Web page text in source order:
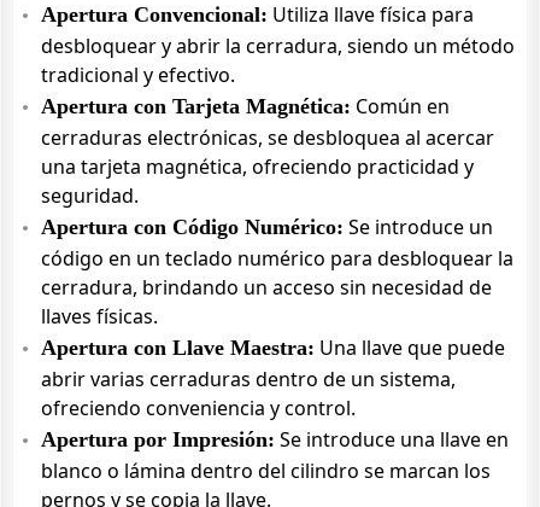
Apertura Convencional: Utiliza llave física para
desbloquear y abrir la cerradura, siendo un método
tradicional y efectivo.
Apertura con Tarjeta Magnética: Común en
cerraduras electrónicas, se desbloquea al acercar
una tarjeta magnética, ofreciendo practicidad y
seguridad.
Apertura con Código Numérico: Se introduce un
código en un teclado numérico para desbloquear la
cerradura, brindando un acceso sin necesidad de
llaves físicas.
Apertura con Llave Maestra: Una llave que puede
abrir varias cerraduras dentro de un sistema,
ofreciendo conveniencia y control.
Apertura por Impresión: Se introduce una llave en
blanco o lámina dentro del cilindro se marcan los
pernos y se copia la llave.